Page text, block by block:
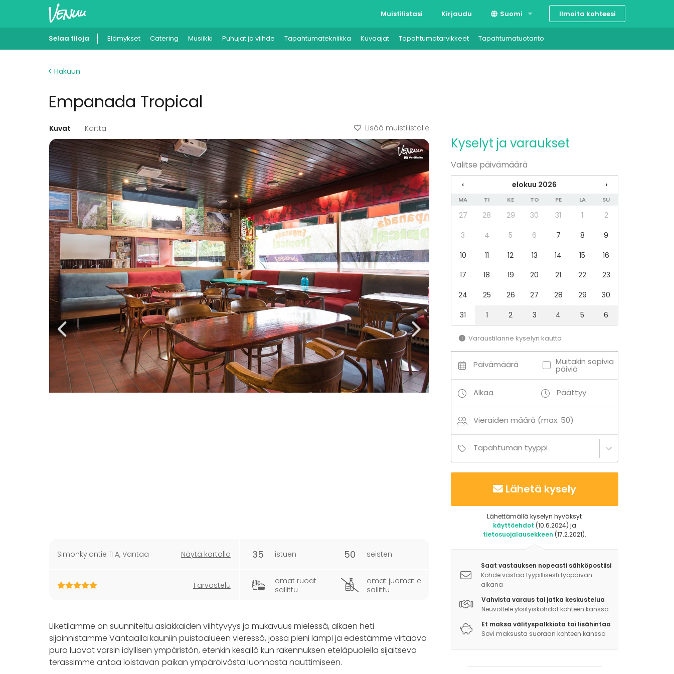
Muistilistasi Kirjaudu Suomi
Svenska
Ilmoita kohteesi
Selaa tiloja Elämykset Catering Musiikki Puhujat ja viihde Tapahtumatekniikka Kuvaajat Tapahtumatarvikkeet Tapahtumatuotanto
Hakuun
Empanada Tropical
Kuvat Kartta Lisää muistilistalle
Simonkylantie 11 A, Vantaa Näytä kartalla
1 arvostelu
35 istuen 50 seisten
omat ruoat
sallittu
omat juomat ei
sallittu
Liiketilamme on suunniteltu asiakkaiden viihtyvyys ja mukavuus mielessä, alkaen heti
sijainnistamme Vantaalla kauniin puistoalueen vieressä, jossa pieni lampi ja edestämme virtaava
puro luovat varsin idyllisen ympäristön, etenkin kesällä kun rakennuksen eteläpuolella sijaitseva
terassimme antaa loistavan paikan ympäröivästä luonnosta nauttimiseen.
Kyselyt ja varaukset
Valitse päivämäärä
‹ elokuu 2026 ›
MA TI KE TO PE LA SU
27 28 29 30 31 1
2
3
4 5 6 7 8
9
10
11 12 13 14 15
16
17
18 19 20 21 22
23
24
25 26 27 28 29
30
31
1 2 3 4 5 6
Varaustilanne kyselyn kautta
Päivämäärä Muitakin sopivia
päiviä
Alkaa Päättyy
Vieraiden määrä (max. 50)
Tapahtuman tyyppi
Lähetä kysely
Lähettämällä kyselyn hyväksyt
käyttöehdot (10.6.2024) ja
tietosuojalausekkeen (17.2.2021).
Saat vastauksen nopeasti sähköpostiisi
Kohde vastaa tyypillisesti työpäivän
aikana
Vahvista varaus tai jatka keskustelua
Neuvottele yksityiskohdat kohteen kanssa
Et maksa välityspalkkiota tai lisähintaa
Sovi maksusta suoraan kohteen kanssa